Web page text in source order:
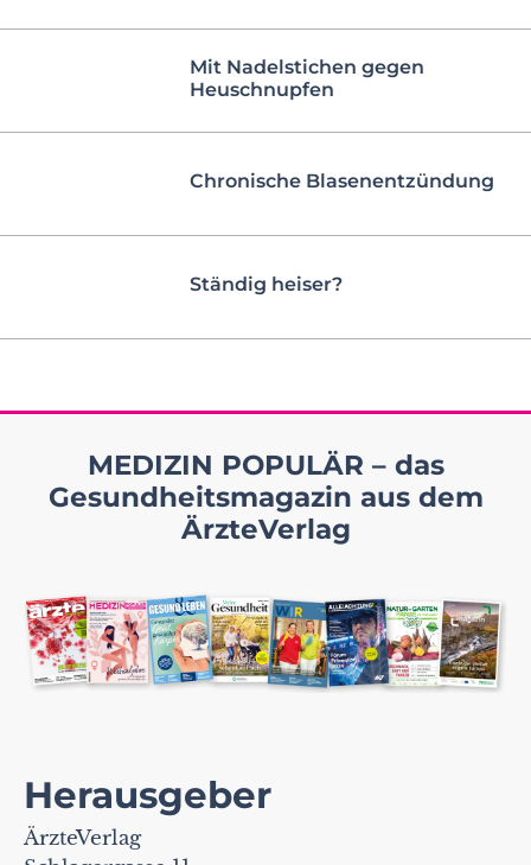
Mit Nadelstichen gegen
Heuschnupfen
Chronische Blasenentzündung
Ständig heiser?
MEDIZIN POPULÄR – das
Gesundheitsmagazin aus dem
ÄrzteVerlag
Herausgeber
ÄrzteVerlag